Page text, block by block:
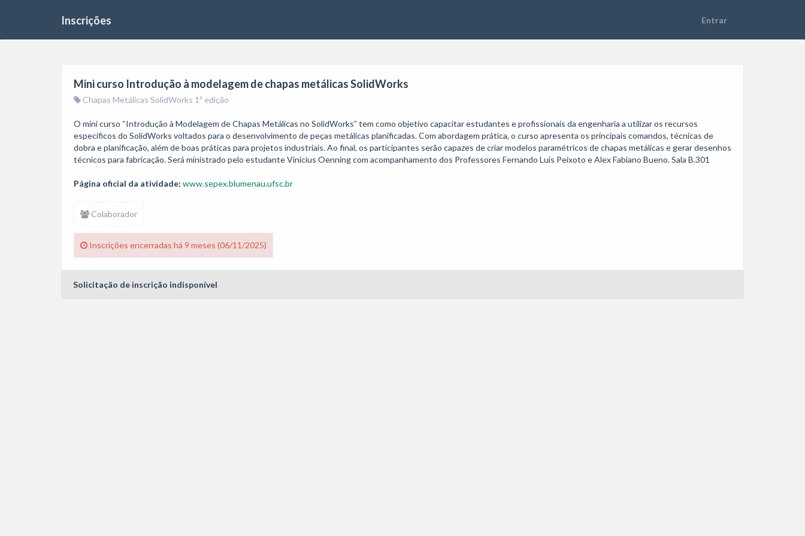
Inscrições
Mini curso Introdução à modelagem de chapas metálicas SolidWorks
Chapas Metálicas SolidWorks 1ª edição
O mini curso “Introdução à Modelagem de Chapas Metálicas no SolidWorks” tem como objetivo capacitar estudantes e profissionais da engenharia a utilizar os recursos
específicos do SolidWorks voltados para o desenvolvimento de peças metálicas planificadas. Com abordagem prática, o curso apresenta os principais comandos, técnicas de
dobra e planificação, além de boas práticas para projetos industriais. Ao final, os participantes serão capazes de criar modelos paramétricos de chapas metálicas e gerar desenhos
técnicos para fabricação. Será ministrado pelo estudante Vinícius Oenning com acompanhamento dos Professores Fernando Luis Peixoto e Alex Fabiano Bueno. Sala B.301
Página oficial da atividade: www.sepex.blumenau.ufsc.br
Colaborador
Inscrições encerradas há 9 meses (06/11/2025)
Solicitação de inscrição indisponível